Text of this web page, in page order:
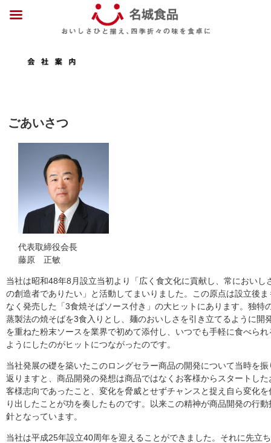
ごあいさつ
代表取締役会長
藤原 正敏
当社は昭和48年8月設立当初より「広く食文化に貢献し、常においし
の創造者でありたい」と活動してまいりました。この原点は設立後ま
なく発売した「3食焼そばソース付き」の大ヒットにあります。独特
蒸製法の焼そばを3食入りとし、麺のおいしさを引き立てるように開
を重ねた粉末ソースを業界で初めて添付し、いつでも手軽に食べられ
ようにしたのがヒットにつながったのです。
当社発展の礎を築いたこのロングセラー商品の開発について当時を振
返りますと、商品開発の発想は商品ではなくお客様からスタートした
客様志向であったこと、変化を脅威とせずチャンスと捉え自ら変化を
り出したことが功を奏したものです。以来この精神が商品開発の行動
針となっています。
当社は平成25年設立40周年を迎えることができました。それに先立ち